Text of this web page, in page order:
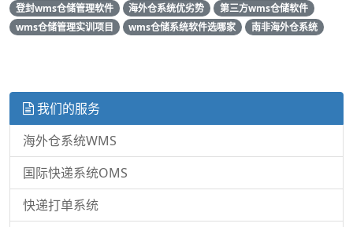
登封wms仓储管理软件
海外仓系统优劣势
第三方wms仓储软件
wms仓储管理实训项目
wms仓储系统软件选哪家 南非海外仓系统
我们的服务
海外仓系统WMS
国际快递系统OMS
快递打单系统